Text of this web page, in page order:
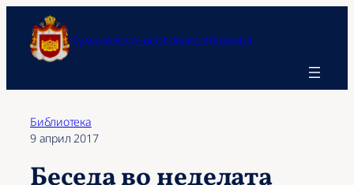
содржината Кумановско-осоговска епархија
Библиотека
9 април 2017